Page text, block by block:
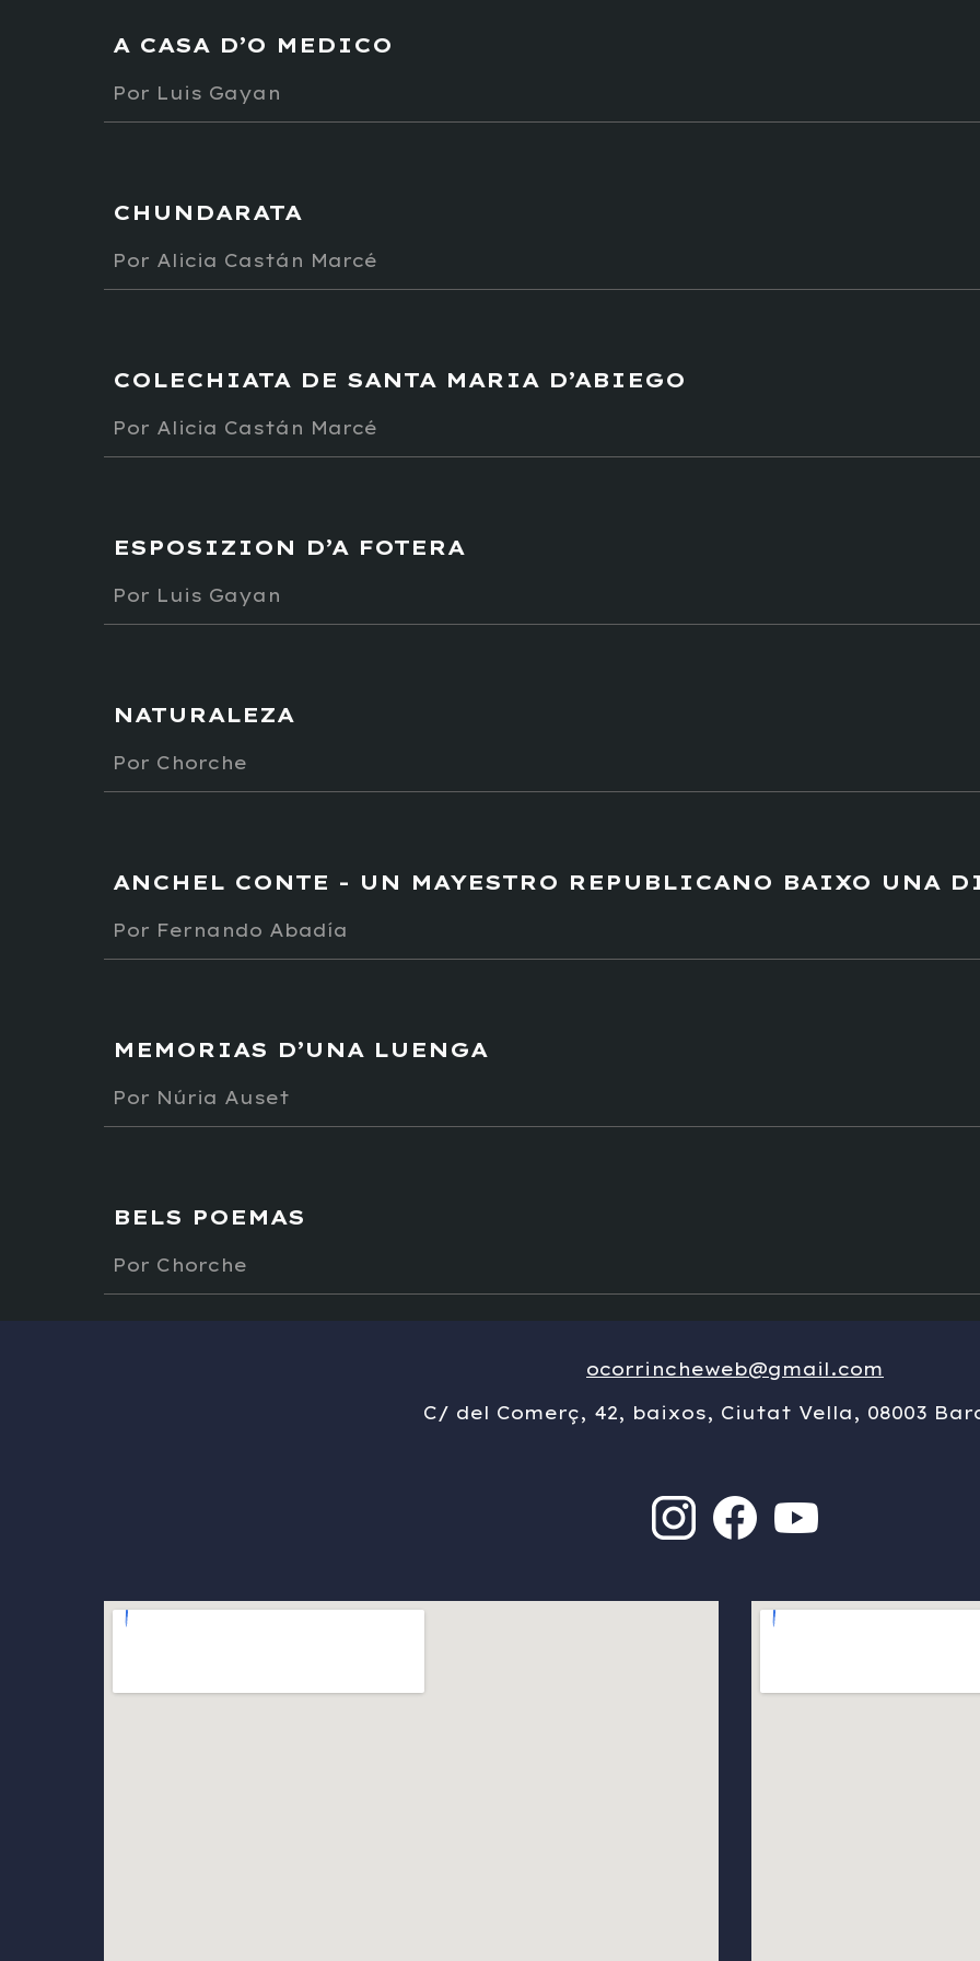
A CASA D’O MEDICO
Por Luis Gayan
CHUNDARATA
Por Alicia Castán Marcé
COLECHIATA DE SANTA MARIA D’ABIEGO
Por Alicia Castán Marcé
ESPOSIZION D’A FOTERA
Por Luis Gayan
NATURALEZA
Por Chorche
ANCHEL CONTE - UN MAYESTRO REPUBLICANO BAIXO UNA
Por Fernando Abadía
MEMORIAS D’UNA LUENGA
Por Núria Auset
BELS POEMAS
Por Chorche
ocorrincheweb@gmail.com
C/ del Comerç, 42, baixos, Ciutat Vella, 08003